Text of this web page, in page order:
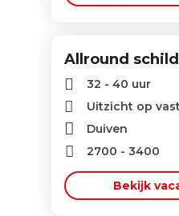
Allround
32 - 40 uur
Uitzicht op
Duiven
2700 - 3400
Bekijk